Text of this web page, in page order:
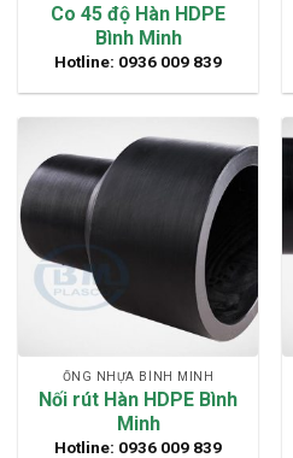
Co 45 độ Hàn HDPE
Bình Minh
Hotline: 0936 009 839
ỐNG NHỰA BÌNH MINH
Nối rút Hàn HDPE Bình
Minh
Hotline: 0936 009 839